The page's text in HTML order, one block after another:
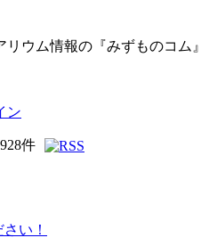
ウム情報の『みずものコム』
件